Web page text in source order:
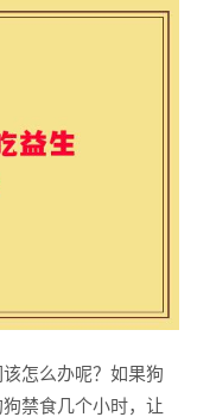
怎么办呢？如果狗
禁食几个小时，让